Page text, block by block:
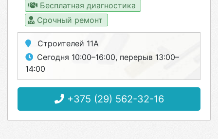
Бесплатная диагностика
Срочный ремонт
Строителей 11А
Сегодня 10:00–16:00, перерыв 13:00–
14:00
+375 (29) 562-32-16